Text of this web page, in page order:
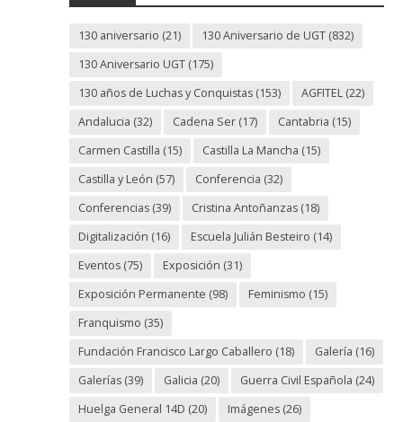
130 aniversario (21) 130 Aniversario de UGT(832)
130 Aniversario UGT(175)
130 años de Luchas y Conquistas(153) AGFITEL(22)
Andalucia (32) Cadena Ser(17) Cantabria (15)
Carmen Castilla (15) Castilla La Mancha (15)
Castilla y León (57) Conferencia (32)
Conferencias(39) Cristina Antoñanzas(18)
Digitalización (16) Escuela Julián Besteiro (14)
Eventos(75) Exposición (31)
Exposición Permanente (98) Feminismo (15)
Franquismo (35)
Fundación Francisco Largo Caballero (18) Galería (16)
Galerías(39) Galicia (20) Guerra Civil Española (24)
Huelga General 14D (20) Imágenes(26)